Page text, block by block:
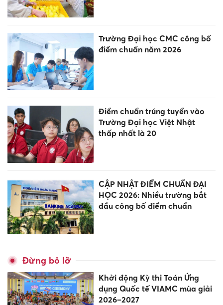
Trường Đại học CMC công bố
điểm chuẩn năm 2026
Điểm chuẩn trúng tuyển vào
Trường Đại học Việt Nhật
thấp nhất là 20
CẬP NHẬT ĐIỂM CHUẨN ĐẠI
HỌC 2026: Nhiều trường bắt
đầu công bố điểm chuẩn
Đừng bỏ lỡ
Khởi động Kỳ thi Toán Ứng
dụng Quốc tế VIAMC mùa giải
2026–2027